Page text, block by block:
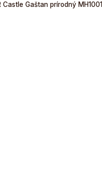
Castle Gaštan prírodný MH1001